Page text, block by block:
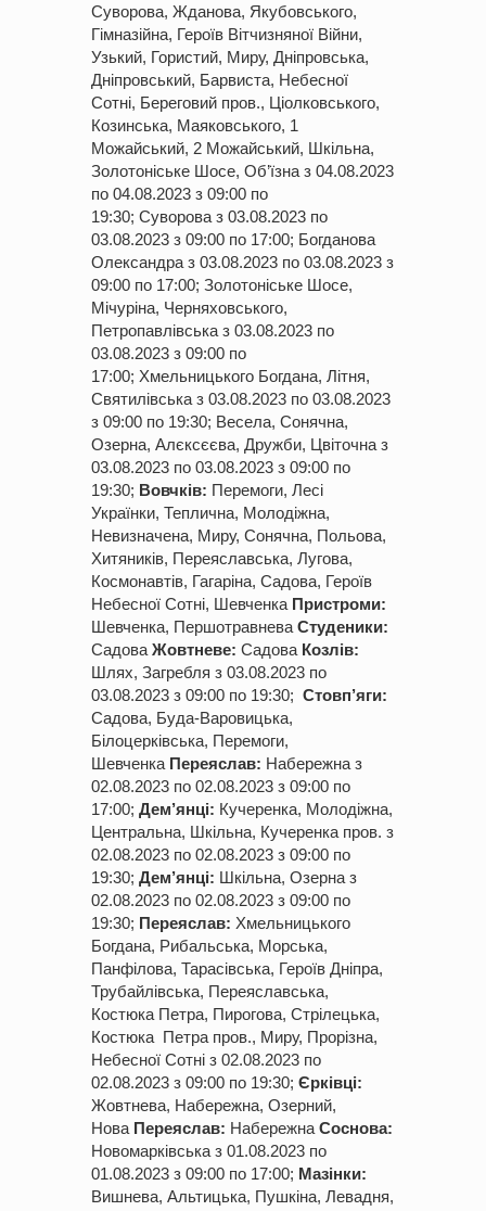
Суворова, Жданова, Якубовського,
Гімназійна, Героїв Вітчизняної Війни,
Узький, Гористий, Миру, Дніпровська,
Дніпровський, Барвиста, Небесної
Сотні, Береговий пров., Ціолковського,
Козинська, Маяковського, 1
Можайський, 2 Можайський, Шкільна,
Золотоніське Шосе, Об’їзна з 04.08.2023
по 04.08.2023 з 09:00 по
19:30; Суворова з 03.08.2023 по
03.08.2023 з 09:00 по 17:00; Богданова
Олександра з 03.08.2023 по 03.08.2023 з
09:00 по 17:00; Золотоніське Шосе,
Мічуріна, Черняховського,
Петропавлівська з 03.08.2023 по
03.08.2023 з 09:00 по
17:00; Хмельницького Богдана, Літня,
Святилівська з 03.08.2023 по 03.08.2023
з 09:00 по 19:30; Весела, Сонячна,
Озерна, Алєксєєва, Дружби, Цвіточна з
03.08.2023 по 03.08.2023 з 09:00 по
19:30; Вовчків: Перемоги, Лесі
Українки, Теплична, Молодіжна,
Невизначена, Миру, Сонячна, Польова,
Хитяників, Переяславська, Лугова,
Космонавтів, Гагаріна, Садова, Героїв
Небесної Сотні, Шевченка Пристроми:
Шевченка, Першотравнева Студеники:
Садова Жовтневе: Садова Козлів:
Шлях, Загребля з 03.08.2023 по
03.08.2023 з 09:00 по 19:30; Стовп’яги:
Садова, Буда-Варовицька,
Білоцерківська, Перемоги,
Шевченка Переяслав: Набережна з
02.08.2023 по 02.08.2023 з 09:00 по
17:00; Дем’янці: Кучеренка, Молодіжна,
Центральна, Шкільна, Кучеренка пров. з
02.08.2023 по 02.08.2023 з 09:00 по
19:30; Дем’янці: Шкільна, Озерна з
02.08.2023 по 02.08.2023 з 09:00 по
19:30; Переяслав: Хмельницького
Богдана, Рибальська, Морська,
Панфілова, Тарасівська, Героїв Дніпра,
Трубайлівська, Переяславська,
Костюка Петра, Пирогова, Стрілецька,
Костюка Петра пров., Миру, Прорізна,
Небесної Сотні з 02.08.2023 по
02.08.2023 з 09:00 по 19:30; Єрківці:
Жовтнева, Набережна, Озерний,
Нова Переяслав: Набережна Соснова:
Новомарківська з 01.08.2023 по
01.08.2023 з 09:00 по 17:00; Мазінки:
Вишнева, Альтицька, Пушкіна, Левадня,